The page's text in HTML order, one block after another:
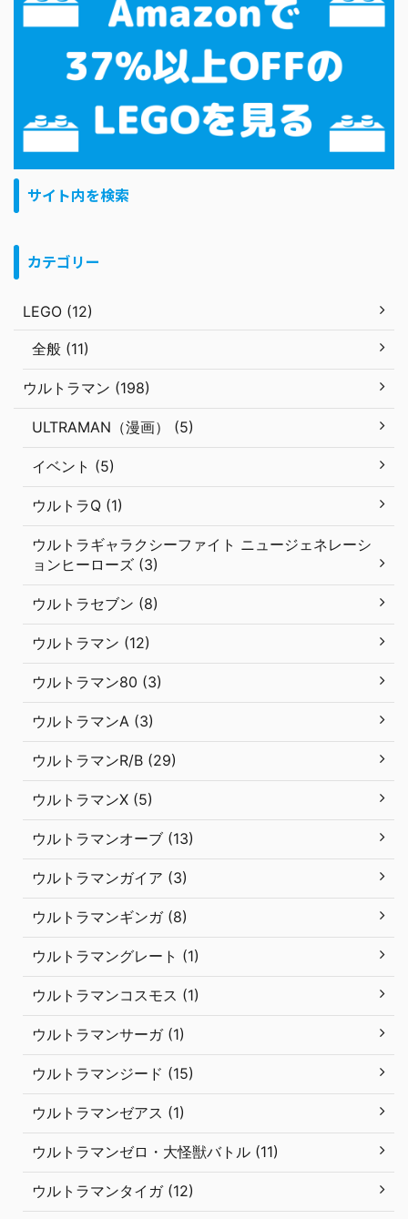
サイト内を検索
カテゴリー
LEGO (12)
全般 (11)
ウルトラマン (198)
ULTRAMAN（漫画） (5)
イベント (5)
ウルトラQ (1)
ウルトラギャラクシーファイト ニュージェネレーシ
ョンヒーローズ (3)
ウルトラセブン (8)
ウルトラマン (12)
ウルトラマン80 (3)
ウルトラマンA (3)
ウルトラマンR/B (29)
ウルトラマンX (5)
ウルトラマンオーブ (13)
ウルトラマンガイア (3)
ウルトラマンギンガ (8)
ウルトラマングレート (1)
ウルトラマンコスモス (1)
ウルトラマンサーガ (1)
ウルトラマンジード (15)
ウルトラマンゼアス (1)
ウルトラマンゼロ・大怪獣バトル (11)
ウルトラマンタイガ (12)